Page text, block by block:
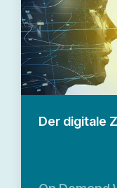
Der digitale